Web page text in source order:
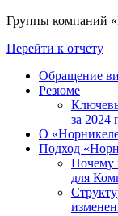
Группы компаний
Перейти к отчету
Обращение
Резюме
за 2024
О
Подход
Почему
для